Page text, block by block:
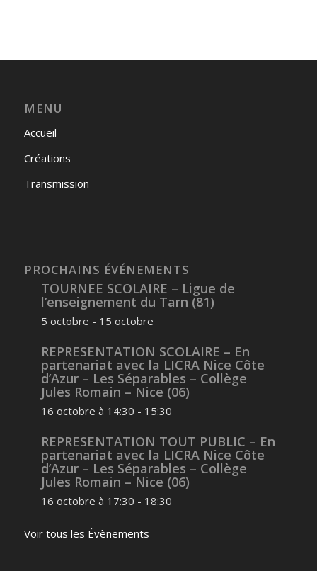
MENU
Accueil
Créations
Transmission
PROCHAINS ÉVÉNEMENTS
TOURNEE SCOLAIRE – Ligue de
l’enseignement du Tarn (81)
5 octobre - 15 octobre
REPRESENTATION SCOLAIRE – En
partenariat avec la LICRA Nice Côte
d’Azur – Les Séparables – Collège
Jules Romain – Nice (06)
16 octobre à 14:30 - 15:30
REPRESENTATION TOUT PUBLIC – En
partenariat avec la LICRA Nice Côte
d’Azur – Les Séparables – Collège
Jules Romain – Nice (06)
16 octobre à 17:30 - 18:30
Voir tous les Évènements